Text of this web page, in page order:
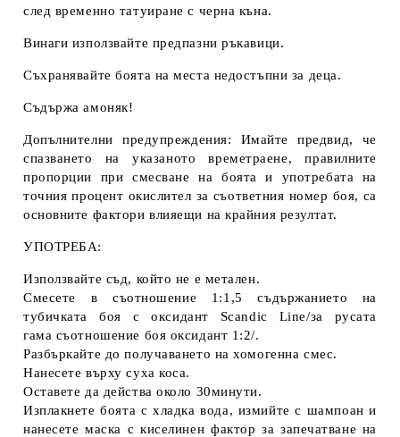
след временно татуиране с черна къна.
Винаги използвайте предпазни ръкавици.
Съхранявайте боята на места недостъпни за деца.
Съдържа амоняк!
Допълнителни предупреждения: Имайте предвид, че
спазването на указаното времетраене, правилните
пропорции при смесване на боята и употребата на
точния процент окислител за съответния номер боя, са
основните фактори влияещи на крайния резултат.
УПОТРЕБА:
Използвайте съд, който не е метален.
Смесете в съотношение 1:1,5 съдържанието на
тубичката боя с оксидант Scandic Line/за русата
гама съотношение боя оксидант 1:2/.
Разбъркайте до получаването на хомогенна смес.
Нанесете върху суха коса.
Оставете да действа около 30минути.
Изплакнете боята с хладка вода, измийте с шампоан и
нанесете маска с киселинен фактор за запечатване на